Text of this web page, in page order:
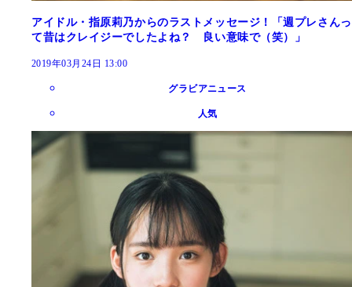
アイドル・指原莉乃からのラストメッセージ！「週プレさんっ
て昔はクレイジーでしたよね？ 良い意味で（笑）」
2019年03月24日 13:00
グラビアニュース
人気